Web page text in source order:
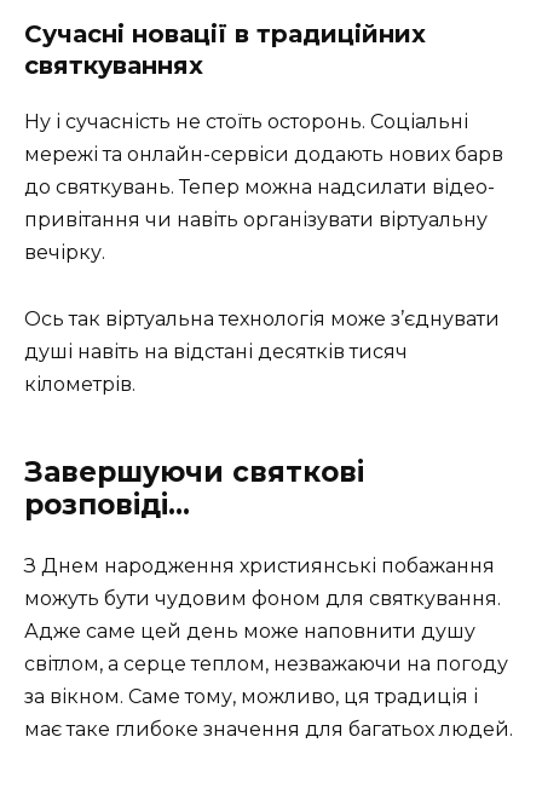
Сучасні новації в традиційних
святкуваннях
Ну і сучасність не стоїть осторонь. Соціальні
мережі та онлайн-сервіси додають нових барв
до святкувань. Тепер можна надсилати відео-
привітання чи навіть організувати віртуальну
вечірку.
Ось так віртуальна технологія може з’єднувати
душі навіть на відстані десятків тисяч
кілометрів.
Завершуючи святкові
розповіді…
З Днем народження християнські побажання
можуть бути чудовим фоном для святкування.
Адже саме цей день може наповнити душу
світлом, а серце теплом, незважаючи на погоду
за вікном. Саме тому, можливо, ця традиція і
має таке глибоке значення для багатьох людей.